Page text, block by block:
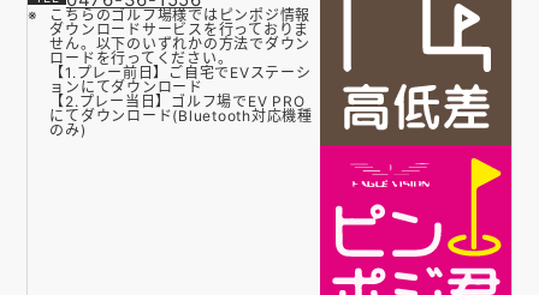
こちらのゴルフ場様ではピンポジ情報
ダウンロードサービスを行っておりま
せん。以下のいずれかの方法でダウン
ロードを行ってください。
【1.プレー前日】ご自宅でEVステーシ
ョンにてダウンロード
【2.プレー当日】ゴルフ場でEV PRO
にてダウンロード(Bluetooth対応機種
のみ)